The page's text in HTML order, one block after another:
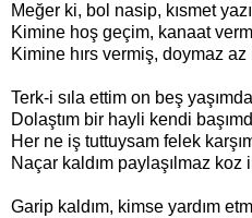
Meğer ki, bol nasip, kısmet
Kimine hoş geçim, kanaat
Kimine hırs vermiş, doymaz az
Terk-i sıla ettim on beş yaşımda
Dolaştım bir hayli kendi
Her ne iş tuttuysam felek
Naçar kaldım paylaşılmaz koz
Garip kaldım, kimse yardım